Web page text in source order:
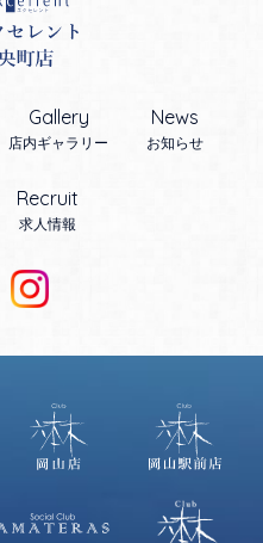
Gallery
店内ギャラリー
News
お知らせ
Recruit
求人情報